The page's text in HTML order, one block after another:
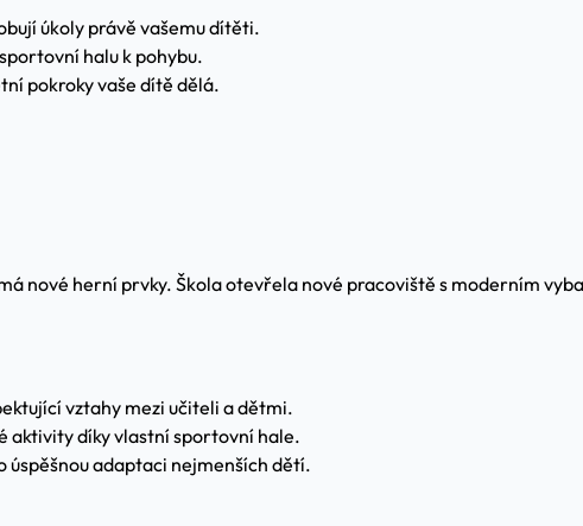
úkoly právě vašemu dítěti.
halu k pohybu.
pokroky vaše dítě dělá.
nové herní prvky. Škola otevřela nové pracoviště s moderním
vztahy mezi učiteli a dětmi.
aktivity díky vlastní sportovní hale.
adaptaci nejmenších dětí.